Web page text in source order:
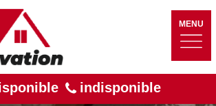
MENU
indisponible